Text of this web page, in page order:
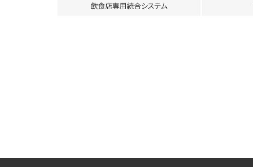
飲食店専用統合システム